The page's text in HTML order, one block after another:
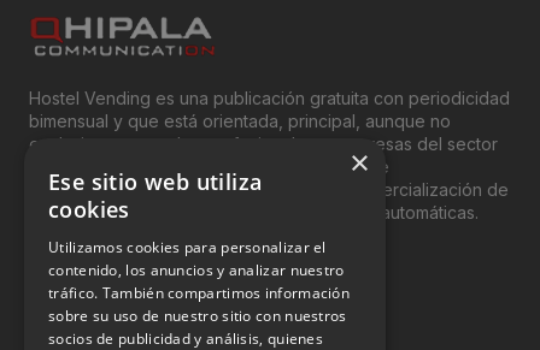
Hostel Vending es una publicación gratuita con periodicidad
bimensual y que está orientada, principal, aunque no
exclusivamente, a los profesionales y empresas del sector
del “Vending”; nombre con el que se conoce
genéricamente entre profesionales a la comercialización de
productos y servicios a través de máquinas automáticas.
INFORMACIÓN LEGAL
Aviso Legal
×
Ese sitio web utiliza
cookies
Utilizamos cookies para personalizar el
contenido, los anuncios y analizar nuestro
tráfico. También compartimos información
sobre su uso de nuestro sitio con nuestros
socios de publicidad y análisis, quienes